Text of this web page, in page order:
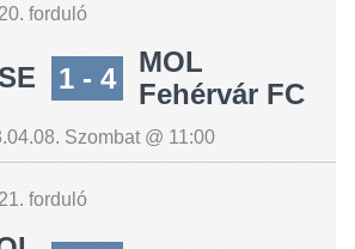
forduló
1 - 4
MOL
Fehérvár FC
Szombat @ 11:00
forduló